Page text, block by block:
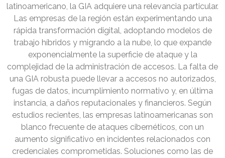
latinoamericano, la GIA adquiere una relevancia particular.
Las empresas de la región están experimentando una
rápida transformación digital, adoptando modelos de
trabajo híbridos y migrando a la nube, lo que expande
exponencialmente la superficie de ataque y la
complejidad de la administración de accesos. La falta de
una GIA robusta puede llevar a accesos no autorizados,
fugas de datos, incumplimiento normativo y, en última
instancia, a daños reputacionales y financieros. Según
estudios recientes, las empresas latinoamericanas son
blanco frecuente de ataques cibernéticos, con un
aumento significativo en incidentes relacionados con
credenciales comprometidas. Soluciones como las de